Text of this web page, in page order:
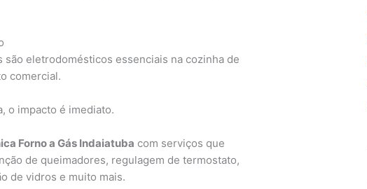
eletrodomésticos essenciais na cozinha de
comercial.
o impacto é imediato.
Forno a Gás Indaiatuba com serviços que
de queimadores, regulagem de termostato,
de vidros e muito mais.